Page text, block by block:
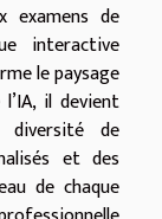
examens de
interactive
le paysage
il devient
diversité de
et des
de chaque